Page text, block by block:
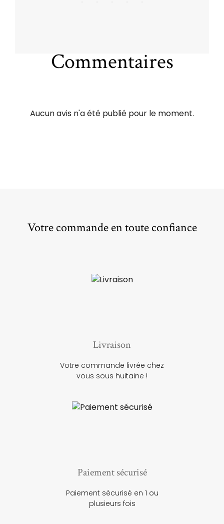
Commentaires
Aucun avis n'a été publié pour le moment.
Votre commande en toute confiance
Livraison
Votre commande livrée chez
vous sous huitaine !
Paiement sécurisé
Paiement sécurisé en 1 ou
plusieurs fois